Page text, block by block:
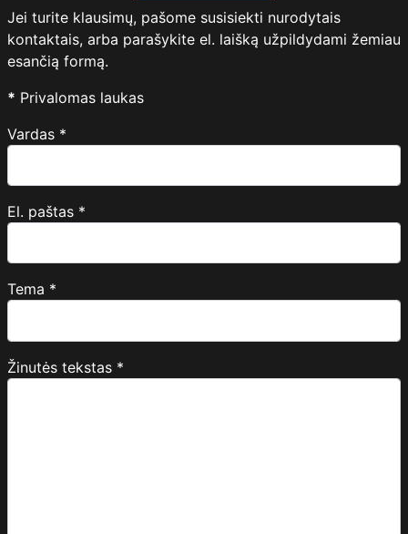
Jei turite klausimų, pašome susisiekti nurodytais
kontaktais, arba parašykite el. laišką užpildydami žemiau
esančią formą.
* Privalomas laukas
Vardas *
El. paštas *
Tema *
Žinutės tekstas *